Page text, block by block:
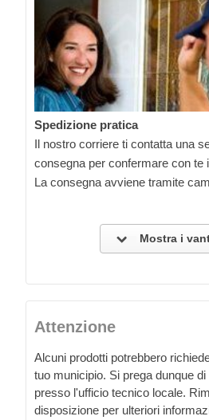
Spedizione pratica
Il nostro corriere ti contatta una
consegna per confermare con te
La consegna avviene tramite
Mostra i
Attenzione
Alcuni prodotti potrebbero
tuo municipio. Si prega dunque
presso l'ufficio tecnico locale.
disposizione per ulteriori